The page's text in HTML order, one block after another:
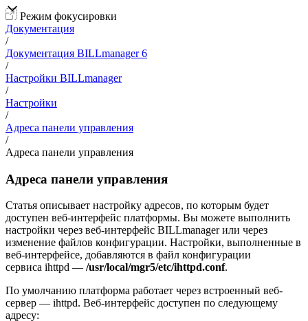
Режим фокусировки
Документация
/
Документация BILLmanager 6
/
Настройки BILLmanager
/
Настройки
/
Адреса панели управления
/
Адреса панели управления
Адреса панели управления
Статья описывает настройку адресов, по которым будет
доступен веб-интерфейс платформы. Вы можете выполнить
настройки через веб-интерфейс BILLmanager или через
изменение файлов конфигурации. Настройки, выполненные в
веб-интерфейсе, добавляются в файл конфигурации
сервиса ihttpd — /usr/local/mgr5/etc/ihttpd.conf.
По умолчанию платформа работает через встроенный веб-
сервер — ihttpd. Веб-интерфейс доступен по следующему
адресу: